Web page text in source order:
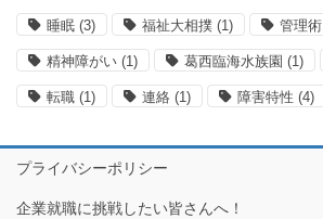
睡眠 (3) 福祉大相撲 (1) 管理術
精神障がい (1) 葛西臨海水族園 (1)
転職 (1) 連絡 (1) 障害特性 (4)
プライバシーポリシー
企業就職に挑戦したい皆さんへ！